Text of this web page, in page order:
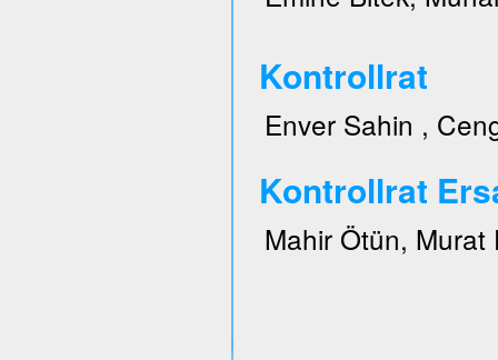
Kontrollrat
Enver Sahin ,
Kontrollrat
Mahir Ötün, Murat